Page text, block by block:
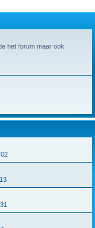
het forum maar ook